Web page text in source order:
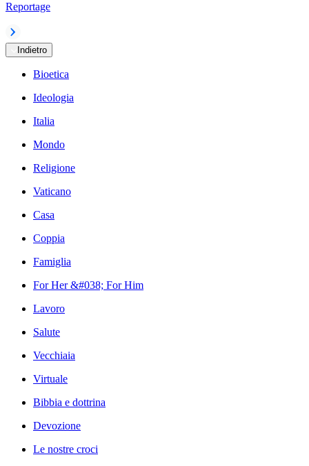
Reportage
Indietro
Bioetica
Ideologia
Italia
Mondo
Religione
Vaticano
Casa
Coppia
Famiglia
For Her &#038; For Him
Lavoro
Salute
Vecchiaia
Virtuale
Bibbia e dottrina
Devozione
Le nostre croci